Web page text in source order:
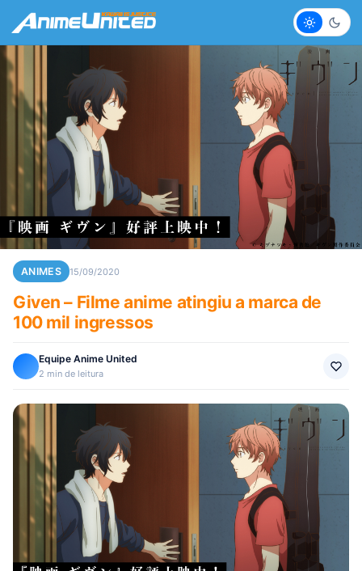
Claro
ANIMES 15/09/2020
Given – Filme anime atingiu a marca de
100 mil ingressos
Equipe Anime United
2 min de leitura